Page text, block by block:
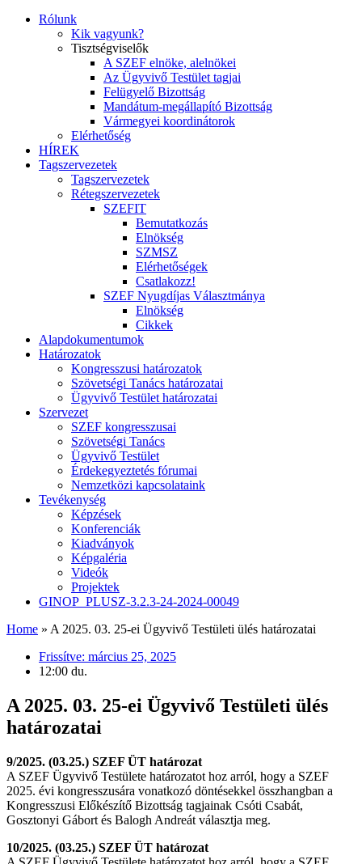
Rólunk
Kik vagyunk?
Tisztségviselők
A SZEF elnöke, alelnökei
Az Ügyvivő Testület tagjai
Felügyelő Bizottság
Mandátum-megállapító Bizottság
Vármegyei koordinátorok
Elérhetőség
HÍREK
Tagszervezetek
Tagszervezetek
Rétegszervezetek
SZEFIT
Bemutatkozás
Elnökség
SZMSZ
Elérhetőségek
Csatlakozz!
SZEF Nyugdíjas Választmánya
Elnökség
Cikkek
Alapdokumentumok
Határozatok
Kongresszusi határozatok
Szövetségi Tanács határozatai
Ügyvivő Testület határozatai
Szervezet
SZEF kongresszusai
Szövetségi Tanács
Ügyvivő Testület
Érdekegyeztetés fórumai
Nemzetközi kapcsolataink
Tevékenység
Képzések
Konferenciák
Kiadványok
Képgaléria
Videók
Projektek
GINOP_PLUSZ-3.2.3-24-2024-00049
Home » A 2025. 03. 25-ei Ügyvivő Testületi ülés határozatai
Frissítve: március 25, 2025
12:00 du.
A 2025. 03. 25-ei Ügyvivő Testületi ülés
határozatai
9/2025. (03.25.) SZEF ÜT határozat
A SZEF Ügyvivő Testülete határozatot hoz arról, hogy a SZEF
2025. évi kongresszusára vonatkozó döntésekkel összhangban a
Kongresszusi Előkészítő Bizottság tagjainak Csóti Csabát,
Gosztonyi Gábort és Balogh Andreát választja meg.
10/2025. (03.25.) SZEF ÜT határozat